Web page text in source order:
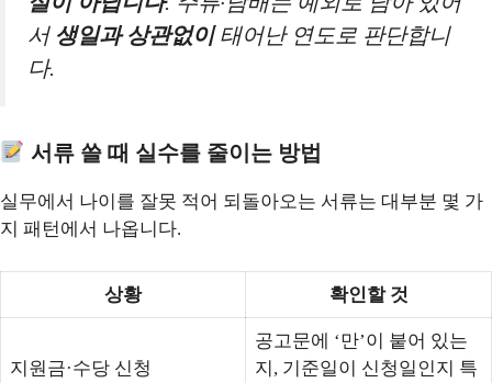
서 생일과 상관없이태어난 연도로 판단합니
다.
서류 쓸 때 실수를 줄이는 방법
실무에서 나이를 잘못 적어 되돌아오는 서류는 대부분 몇 가
지 패턴에서 나옵니다.
상황 확인할 것
지원금·수당 신청
공고문에 ‘만’이 붙어 있는
지, 기준일이 신청일인지 특